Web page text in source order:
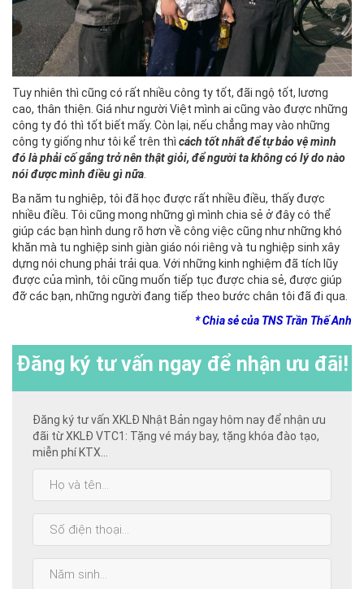
Tuy nhiên thì cũng có rất nhiều công ty tốt, đãi ngộ tốt, lương
cao, thân thiện. Giá như người Việt mình ai cũng vào được những
công ty đó thì tốt biết mấy. Còn lại, nếu chẳng may vào những
công ty giống như tôi kể trên thì cách tốt nhất để tự bảo vệ mình
đó là phải cố gắng trở nên thật giỏi, để người ta không có lý do nào
nói được mình điều gì nữa
Ba năm tu nghiệp, tôi đã học được rất nhiều điều, thấy được
nhiều điều. Tôi cũng mong những gì mình chia sẻ ở đây có thể
giúp các bạn hình dung rõ hơn về công việc cũng như những khó
khăn mà tu nghiệp sinh giàn giáo nói riêng và tu nghiệp sinh xây
dựng nói chung phải trải qua. Với những kinh nghiệm đã tích lũy
được của mình, tôi cũng muốn tiếp tục được chia sẻ, được giúp
đỡ các bạn, những người đang tiếp theo bước chân tôi đã đi qua.
* Chia sẻ của TNS Trần Thế Anh
Đăng ký tư vấn ngay để nhận ưu đãi!
Đăng ký tư vấn XKLĐ Nhật Bản ngay hôm nay để nhận ưu
đãi từ XKLĐ VTC1: Tặng vé máy bay, tặng khóa đào tạo,
miễn phí KTX...
sinh: